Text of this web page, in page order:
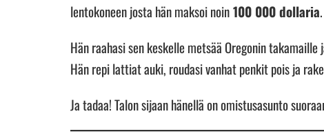
lentokoneen josta hän maksoi noin100 000 dollaria.
Hän raahasi sen keskelle metsää Oregonin
Hän repi lattiat auki, roudasi vanhat penkit pois ja
Ja tadaa! Talon sijaan hänellä on omistusasunto